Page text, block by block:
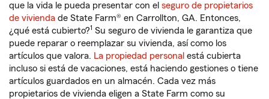
que la vida le pueda presentar con el seguro de propietarios
de vivienda de State Farm® en Carrollton, GA. Entonces,
¿qué está cubierto?1 Su seguro de vivienda le garantiza que
puede reparar o reemplazar su vivienda, así como los
artículos que valora. La propiedad personal está cubierta
incluso si está de vacaciones, está haciendo gestiones o tiene
artículos guardados en un almacén. Cada vez más
propietarios de vivienda eligen a State Farm como su